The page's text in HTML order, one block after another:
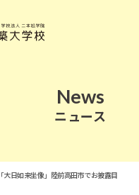
News
ニュース
「大日如来坐像」陸前高田市でお披露目